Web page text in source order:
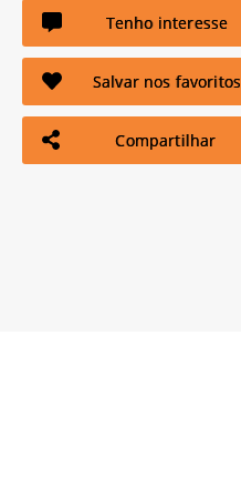
Tenho interesse
Salvar nos favoritos
Compartilhar